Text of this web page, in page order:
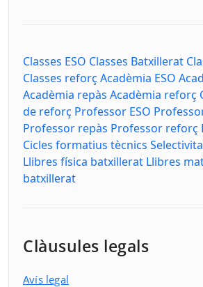
Classes ESO Classes Batxillerat
Classes reforç Acadèmia ESO
Acadèmia repàs Acadèmia reforç
de reforç Professor ESO
Professor repàs Professor reforç
Cicles formatius tècnics
Llibres física batxillerat Llibres
batxillerat
Clàusules legals
Avís legal